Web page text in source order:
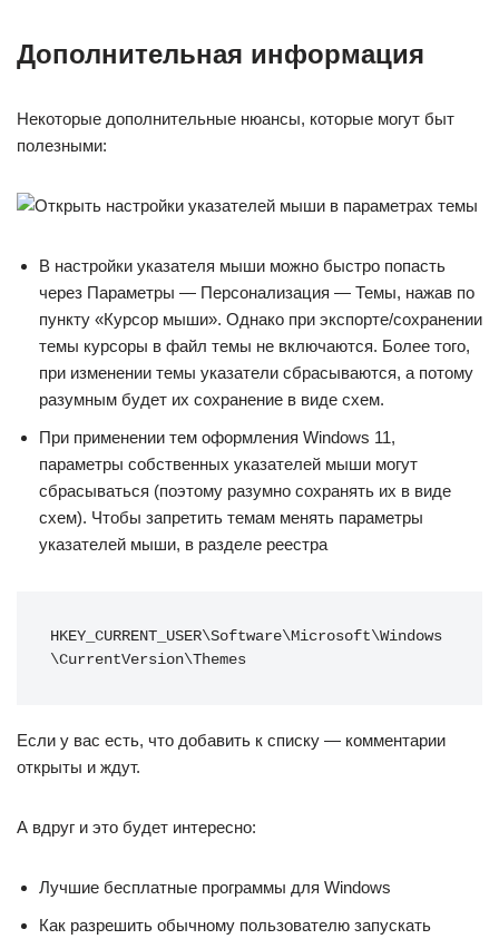
Дополнительная информация
Некоторые дополнительные нюансы, которые могут быт
полезными:
В настройки указателя мыши можно быстро попасть
через Параметры — Персонализация — Темы, нажав по
пункту «Курсор мыши». Однако при экспорте/сохранении
темы курсоры в файл темы не включаются. Более того,
при изменении темы указатели сбрасываются, а потому
разумным будет их сохранение в виде схем.
При применении тем оформления Windows 11,
параметры собственных указателей мыши могут
сбрасываться (поэтому разумно сохранять их в виде
схем). Чтобы запретить темам менять параметры
указателей мыши, в разделе реестра
HKEY_CURRENT_USER\Software\Microsoft\Windows
\CurrentVersion\Themes
Если у вас есть, что добавить к списку — комментарии
открыты и ждут.
А вдруг и это будет интересно:
Лучшие бесплатные программы для Windows
Как разрешить обычному пользователю запускать